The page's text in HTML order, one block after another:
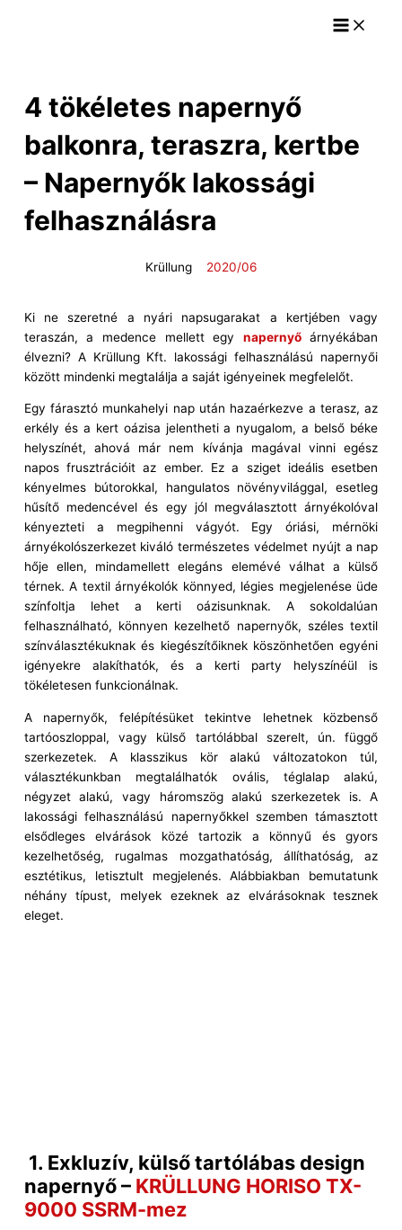
Menu
4 tökéletes napernyő
balkonra, teraszra, kertbe
– Napernyők lakossági
felhasználásra
Krüllung 2020/06
Ki ne szeretné a nyári napsugarakat a kertjében vagy
teraszán, a medence mellett egy napernyőárnyékában
élvezni? A Krüllung Kft. lakossági felhasználású napernyői
között mindenki megtalálja a saját igényeinek megfelelőt.
Egy fárasztó munkahelyi nap után hazaérkezve a terasz, az
erkély és a kert oázisa jelentheti a nyugalom, a belső béke
helyszínét, ahová már nem kívánja magával vinni egész
napos frusztrációit az ember. Ez a sziget ideális esetben
kényelmes bútorokkal, hangulatos növényvilággal, esetleg
hűsítő medencével és egy jól megválasztott árnyékolóval
kényezteti a megpihenni vágyót. Egy óriási, mérnöki
árnyékolószerkezet kiváló természetes védelmet nyújt a nap
hője ellen, mindamellett elegáns elemévé válhat a külső
térnek. A textil árnyékolók könnyed, légies megjelenése üde
színfoltja lehet a kerti oázisunknak. A sokoldalúan
felhasználható, könnyen kezelhető napernyők, széles textil
színválasztékuknak és kiegészítőiknek köszönhetően egyéni
igényekre alakíthatók, és a kerti party helyszínéül is
tökéletesen funkcionálnak.
A napernyők, felépítésüket tekintve lehetnek közbenső
tartóoszloppal, vagy külső tartólábbal szerelt, ún. függő
szerkezetek. A klasszikus kör alakú változatokon túl,
választékunkban megtalálhatók ovális, téglalap alakú,
négyzet alakú, vagy háromszög alakú szerkezetek is. A
lakossági felhasználású napernyőkkel szemben támasztott
elsődleges elvárások közé tartozik a könnyű és gyors
kezelhetőség, rugalmas mozgathatóság, állíthatóság, az
esztétikus, letisztult megjelenés. Alábbiakban bemutatunk
néhány típust, melyek ezeknek az elvárásoknak tesznek
eleget.
1. Exkluzív, külső tartólábas design
napernyő – KRÜLLUNG HORISO TX-
9000 SSRM-mez